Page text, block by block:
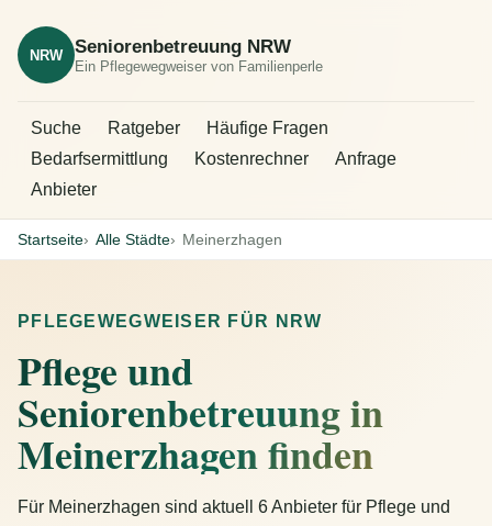
NRW Seniorenbetreuung NRW
Ein Pflegewegweiser von Familienperle
Suche Ratgeber
Häufige Fragen
Bedarfsermittlung
Kostenrechner
Anfrage
Anbieter
Startseite Alle Städte Meinerzhagen
PFLEGEWEGWEISER FÜR NRW
Pflege und
Seniorenbetreuung in
Meinerzhagen finden
Für Meinerzhagen sind aktuell 6 Anbieter für Pflege und